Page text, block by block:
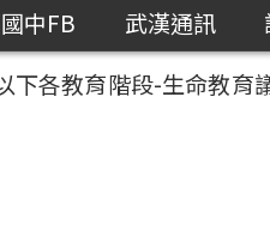
中FB 武漢通訊
各教育階段-生命教育